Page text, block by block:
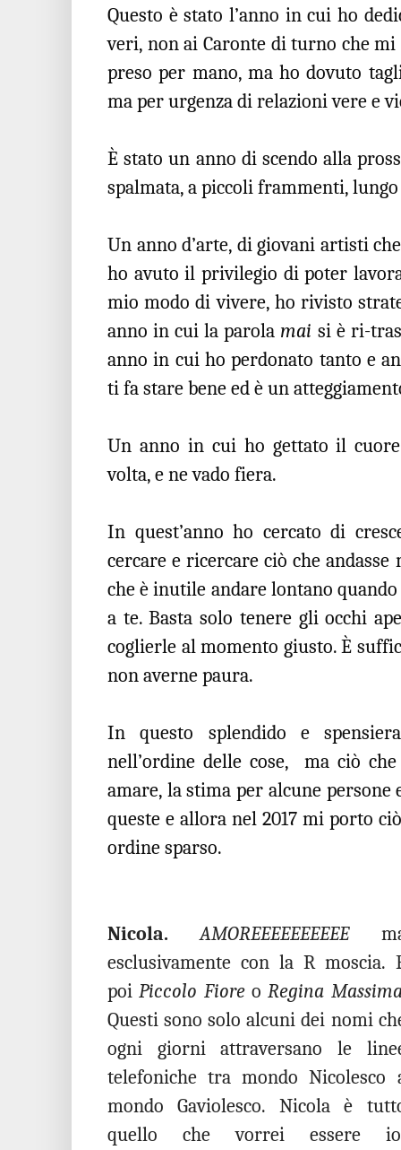
Questo è stato l’anno in cui ho
veri, non ai Caronte di turno che
preso per mano, ma ho dovuto
ma per urgenza di relazioni vere e
È stato un anno di scendo alla
spalmata, a piccoli frammenti,
Un anno d’arte, di giovani artisti
ho avuto il privilegio di poter
mio modo di vivere, ho rivisto
anno in cui la parola mai si è ri-
anno in cui ho perdonato tanto e
ti fa stare bene ed è un
Un anno in cui ho gettato il cuore
volta, e ne vado fiera.
In quest’anno ho cercato di
cercare e ricercare ciò che
che è inutile andare lontano
a te. Basta solo tenere gli occhi
coglierle al momento giusto. È
non averne paura.
In questo splendido e
nell’ordine delle cose,
ma ciò
amare, la stima per alcune
queste e allora nel 2017 mi porto
ordine sparso.
Nicola.AMOREEEEEEEEEE
esclusivamente con la R moscia.
poi Piccolo Fiore o Regina
Questi sono solo alcuni dei nomi
ogni giorni attraversano le
telefoniche tra mondo Nicolesco
mondo Gaviolesco. Nicola è
quello che vorrei essere